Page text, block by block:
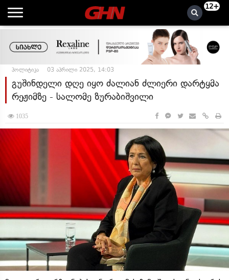
12+
პოლიტიკა 03 აპრილი 2025, 14:03
გუშინდელი დღე იყო ძალიან ძლიერი დარტყმა
რეჟიმზე - სალომე ზურაბიშვილი
1035